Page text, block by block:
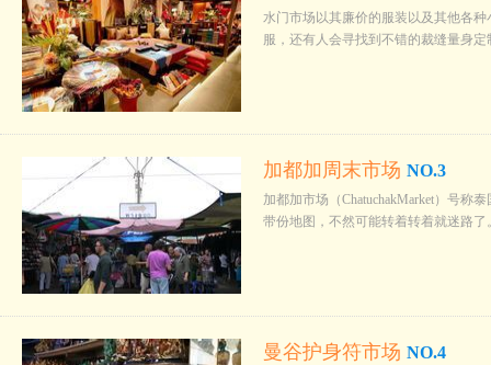
水门市场以其廉价的服装以及其他各
服，还有人会寻找到不错的裁缝量身
加都加周末市场 NO.3
加都加市场（ChatuchakMarket）号称
带份地图，不然可能转着转着就迷路
曼谷护身符市场 NO.4